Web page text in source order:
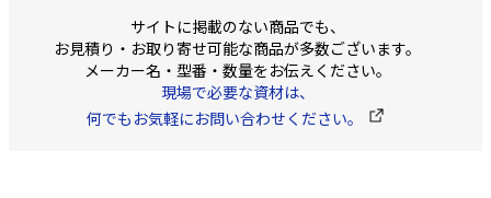
サイトに掲載のない商品でも、
お見積り・お取り寄せ可能な商品が多数ございます。
メーカー名・型番・数量をお伝えください。
現場で必要な資材は、
何でもお気軽にお問い合わせください。